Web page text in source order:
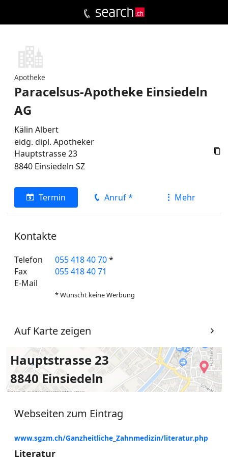
Apotheke
Paracelsus-Apotheke Einsiedeln
AG
Kälin Albert
eidg. dipl. Apotheker

Hauptstrasse 23
8840 Einsiedeln SZ
Termin Anruf * Mehr
Kontakte
Telefon 055 418 40 70*
Fax
055 418 40 71
E-Mail
* Wünscht keine Werbung
Auf Karte zeigen
Hauptstrasse 23
8840 Einsiedeln
Webseiten zum Eintrag
www.sgzm.ch/Ganzheitliche_Zahnmedizin/literatur.php
Literatur